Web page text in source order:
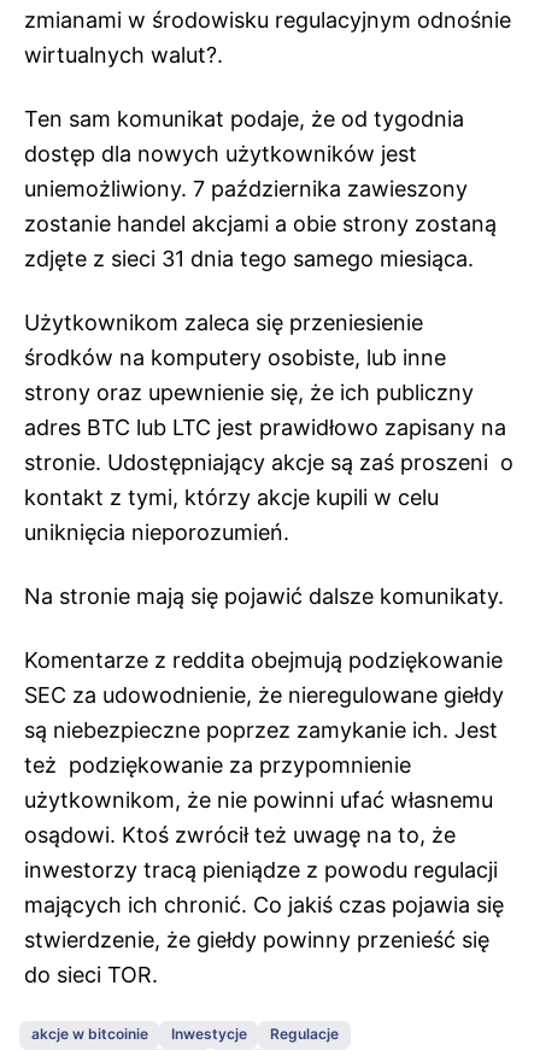
zmianami w środowisku regulacyjnym odnośnie
wirtualnych walut?.
Ten sam komunikat podaje, że od tygodnia
dostęp dla nowych użytkowników jest
uniemożliwiony. 7 października zawieszony
zostanie handel akcjami a obie strony zostaną
zdjęte z sieci 31 dnia tego samego miesiąca.
Użytkownikom zaleca się przeniesienie
środków na komputery osobiste, lub inne
strony oraz upewnienie się, że ich publiczny
adres BTC lub LTC jest prawidłowo zapisany na
stronie. Udostępniający akcje są zaś proszeni o
kontakt z tymi, którzy akcje kupili w celu
uniknięcia nieporozumień.
Na stronie mają się pojawić dalsze komunikaty.
Komentarze z reddita obejmują podziękowanie
SEC za udowodnienie, że nieregulowane giełdy
są niebezpieczne poprzez zamykanie ich. Jest
też podziękowanie za przypomnienie
użytkownikom, że nie powinni ufać własnemu
osądowi. Ktoś zwrócił też uwagę na to, że
inwestorzy tracą pieniądze z powodu regulacji
mających ich chronić. Co jakiś czas pojawia się
stwierdzenie, że giełdy powinny przenieść się
do sieci TOR.
akcje w bitcoinie Inwestycje
Regulacje